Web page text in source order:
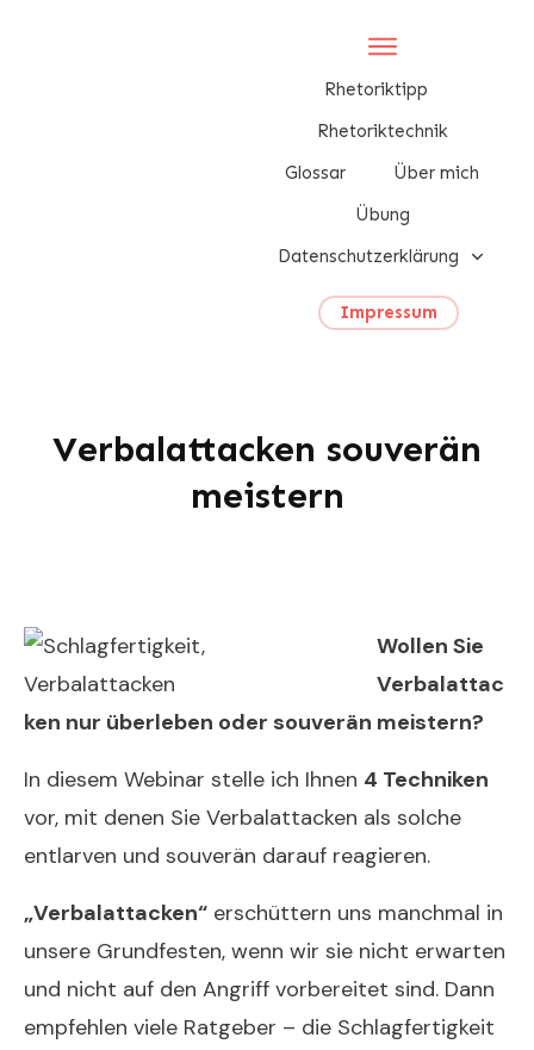
Rhetoriktipp
Rhetoriktechnik
Glossar
Über mich
Übung
Datenschutzerklärung
Impressum
Verbalattacken souverän
meistern
Wollen Sie
Verbalattac
ken nur überleben oder souverän meistern?
In diesem Webinar stelle ich Ihnen 4 Techniken
vor, mit denen Sie Verbalattacken als solche
entlarven und souverän darauf reagieren.
„Verbalattacken“ erschüttern uns manchmal in
unsere Grundfesten, wenn wir sie nicht erwarten
und nicht auf den Angriff vorbereitet sind. Dann
empfehlen viele Ratgeber – die Schlagfertigkeit